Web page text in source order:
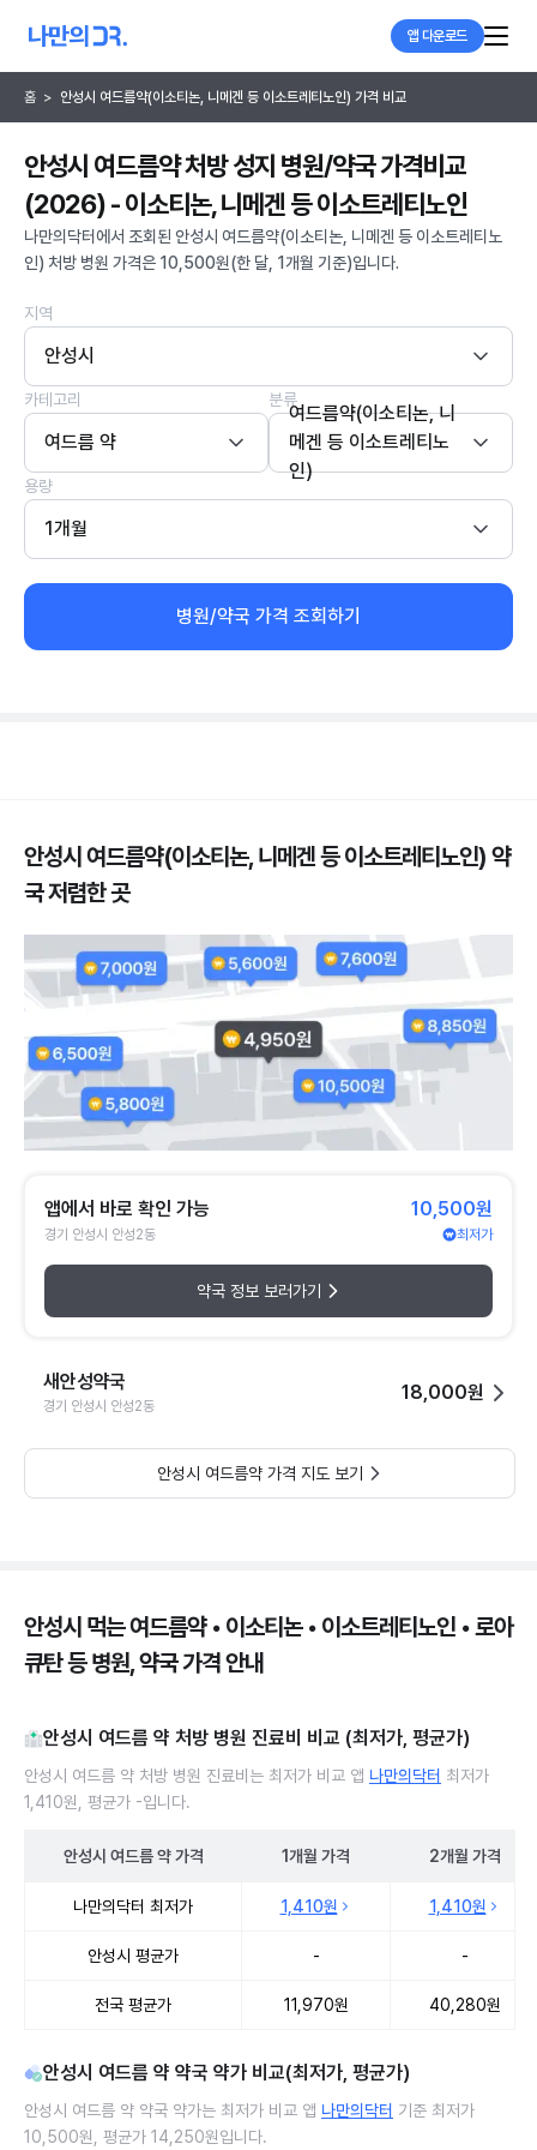
앱 다운로드
홈 > 안성시 여드름약(이소티논, 니메겐 등 이소트레티노인) 가격 비교
안성시 여드름약 처방 성지 병원/약국 가격비교
(2026) - 이소티논, 니메겐 등 이소트레티노인
나만의닥터에서 조회된 안성시 여드름약(이소티논, 니메겐 등 이소트레티노
인) 처방 병원 가격은 10,500원(한 달, 1개월 기준)입니다.
지역
안성시
카테고리
여드름 약
분류
여드름약(이소티논, 니
메겐 등 이소트레티노
인)
용량
1개월
병원/약국 가격 조회하기
안성시 여드름약(이소티논, 니메겐 등 이소트레티노인) 약
국 저렴한 곳
앱에서 바로 확인 가능
경기 안성시 안성2동
10,500원
최저가
약국 정보 보러가기
새안성약국
경기 안성시 안성2동
18,000원
안성시 여드름약 가격 지도 보기
안성시 먹는 여드름약 • 이소티논 • 이소트레티노인 • 로아
큐탄 등 병원, 약국 가격 안내
안성시 여드름 약 처방 병원 진료비 비교 (최저가, 평균가)
안성시 여드름 약 처방 병원 진료비는 최저가 비교 앱 나만의닥터 최저가
1,410원, 평균가 -입니다.
안성시 여드름 약가격 1개월 가격 2개월 가격
나만의닥터 최저가 1,410원 1,410원
안성시 평균가 - -
전국 평균가 11,970원 40,280원
안성시 여드름 약 약국 약가 비교(최저가, 평균가)
안성시 여드름 약 약국 약가는 최저가 비교 앱 나만의닥터 기준 최저가
10,500원, 평균가 14,250원입니다.